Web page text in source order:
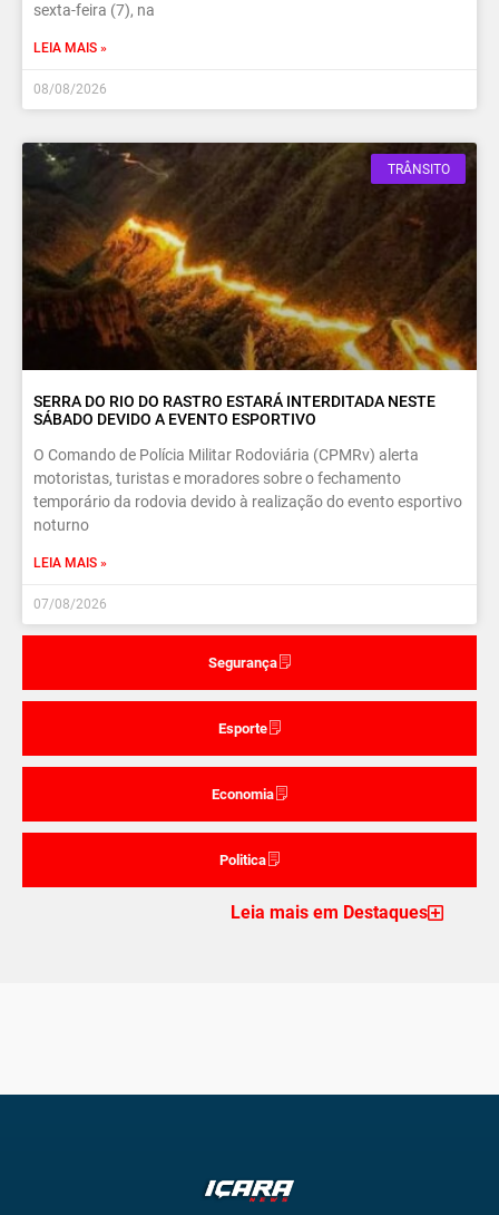
Segurança
Esporte
Economia
Politica
sexta-feira (7), na
LEIA MAIS »
08/08/2026
TRÂNSITO
SERRA DO RIO DO RASTRO ESTARÁ INTERDITADA NESTE
SÁBADO DEVIDO A EVENTO ESPORTIVO
O Comando de Polícia Militar Rodoviária (CPMRv) alerta
motoristas, turistas e moradores sobre o fechamento
temporário da rodovia devido à realização do evento esportivo
noturno
LEIA MAIS »
07/08/2026
Leia mais em Destaques